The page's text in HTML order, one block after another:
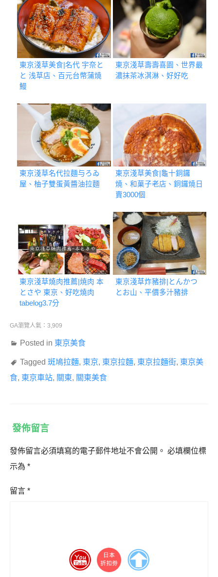
東京淺草美食|名代 宇奈と
と 浅草店、百元台幣蒲燒
鰻
東京淺草壽壽喜園、世界最
濃抹茶冰淇淋、好好吃
東京淺草名代拉麵与ろゐ
屋、柚子雙蛋黃醬油拉麵
東京淺草美食|龜十銅鑼
燒、和菓子老店、銅鑼燒日
賣3000個
東京淺草燒肉推薦|焼肉 本
とさや 東京、好吃燒肉
tabelog3.7分
東京淺草炸豬排|とんかつ
とお山、平價多汁豬排
GA瀏覽人氣：3,909
Posted in 東京美食
Tagged 斑鳩拉麵, 東京, 東京拉麵, 東京拉麵街, 東京美
食, 東京車站, 關東, 關東美食
發佈留言
發佈留言必須填寫的電子郵件地址不會公開。 必填欄位標
示為 *
留言 *